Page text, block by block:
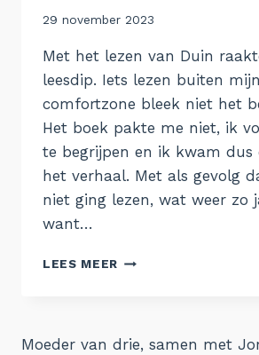
Door
29 november 2023
Met het lezen van Duin
leesdip. Iets lezen buiten mijn
comfortzone bleek niet het
Het boek pakte me niet, ik
te begrijpen en ik kwam dus
het verhaal. Met als gevolg
niet ging lezen, wat weer zo
want…
LEES MEER GELEZEN
Moeder van drie, samen met